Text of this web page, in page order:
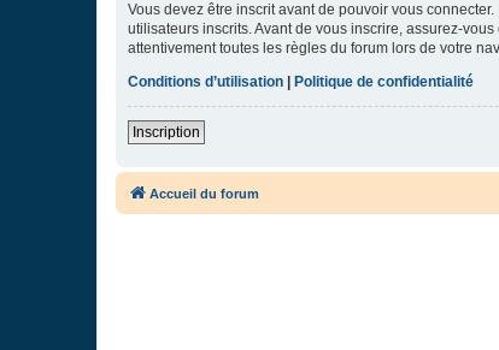
Vous devez être inscrit avant de pouvoir vous
utilisateurs inscrits. Avant de vous inscrire, assurez-
attentivement toutes les règles du forum lors de votre
Conditions d’utilisation
Politique de confidentialité
Inscription
Accueil du forum